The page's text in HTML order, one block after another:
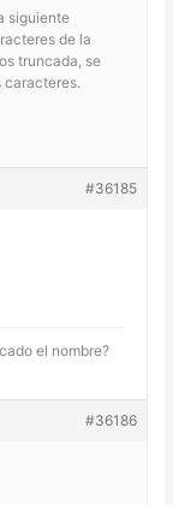
siguiente
de la
truncada, se
caracteres.
#36185
el nombre?
#36186